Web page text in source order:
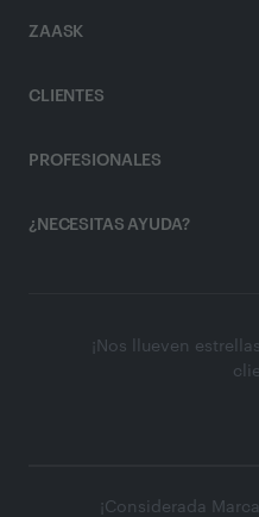
ZAASK
CLIENTES
PROFESIONALES
¿NECESITAS AYUDA?
¡Nos llueven
¡Considerada